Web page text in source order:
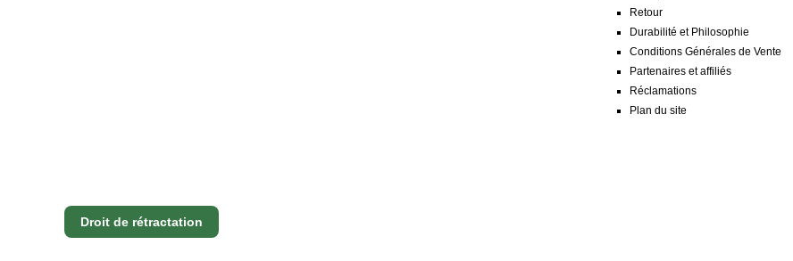
Retour
Durabilité et Philosophie
Conditions Générales de Vente
Partenaires et affiliés
Réclamations
Plan du site
Droit de rétractation